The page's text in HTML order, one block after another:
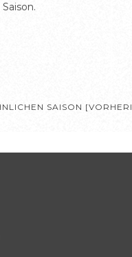
SAISON